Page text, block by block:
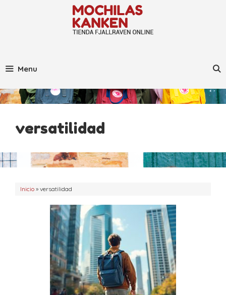
Menu
versatilidad
Inicio » versatilidad